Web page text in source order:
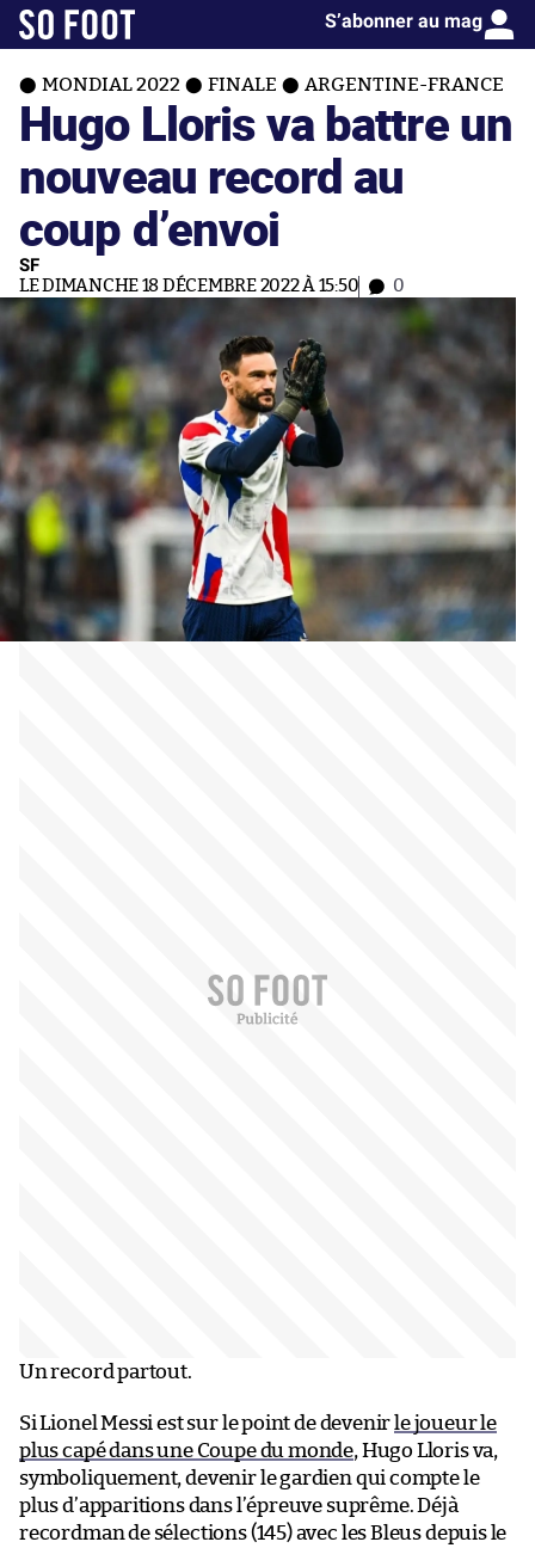
S’abonner au mag
MONDIAL 2022 FINALE ARGENTINE-FRANCE
Hugo Lloris va battre un
nouveau record au
coup d’envoi
SF
LE DIMANCHE 18 DÉCEMBRE 2022 À 15:50 0
Un record partout.
Si Lionel Messi est sur le point de devenir le joueur le
plus capé dans une Coupe du monde, Hugo Lloris va,
symboliquement, devenir le gardien qui compte le
plus d’apparitions dans l’épreuve suprême. Déjà
recordman de sélections (145) avec les Bleus depuis le